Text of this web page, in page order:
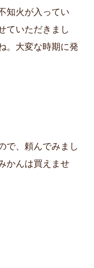
知火が入ってい
ていただきまし
。大変な時期に発
で、頼んでみまし
かんは買えませ